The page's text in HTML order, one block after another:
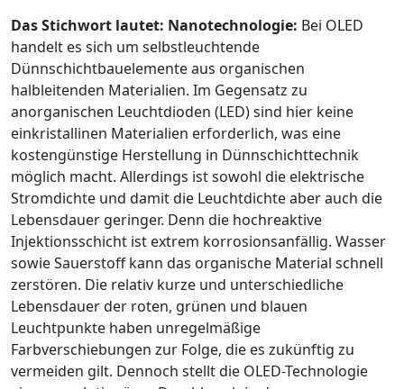
Das Stichwort lautet: Nanotechnologie: Bei OLED
handelt es sich um selbstleuchtende
Dünnschichtbauelemente aus organischen
halbleitenden Materialien. Im Gegensatz zu
anorganischen Leuchtdioden (LED) sind hier keine
einkristallinen Materialien erforderlich, was eine
kostengünstige Herstellung in Dünnschichttechnik
möglich macht. Allerdings ist sowohl die elektrische
Stromdichte und damit die Leuchtdichte aber auch die
Lebensdauer geringer. Denn die hochreaktive
Injektionsschicht ist extrem korrosionsanfällig. Wasser
sowie Sauerstoff kann das organische Material schnell
zerstören. Die relativ kurze und unterschiedliche
Lebensdauer der roten, grünen und blauen
Leuchtpunkte haben unregelmäßige
Farbverschiebungen zur Folge, die es zukünftig zu
vermeiden gilt. Dennoch stellt die OLED-Technologie